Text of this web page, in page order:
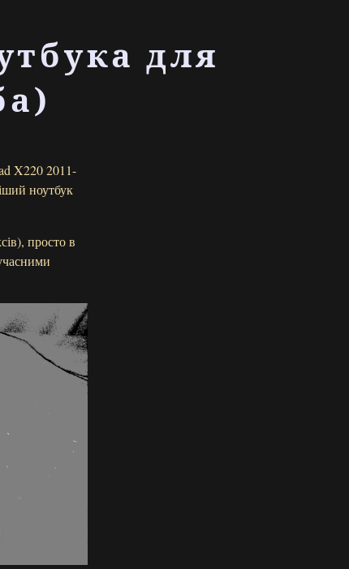
для
X220 2011-
ноутбук
просто в